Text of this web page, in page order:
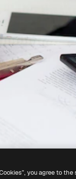
you agree to